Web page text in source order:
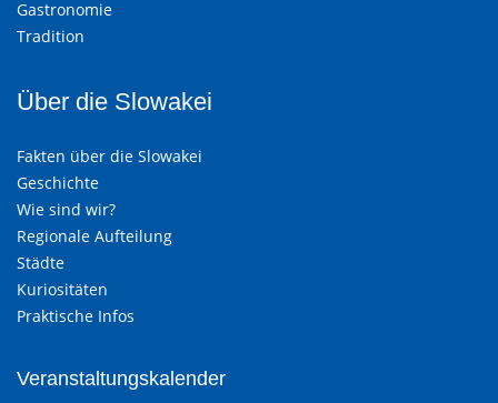
Gastronomie
Tradition
Über die Slowakei
Fakten über die Slowakei
Geschichte
Wie sind wir?
Regionale Aufteilung
Städte
Kuriositäten
Praktische Infos
Veranstaltungskalender